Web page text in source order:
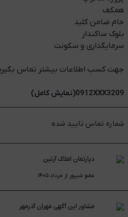
همکف
خام ضامن کلید
بلوک ساکندار
سرمایگذاری و سکونت
جهت کسب اطلاعات بیشتر تماس
0912XXX3209(نمایش کامل)
شماره تماس تایید شده
دپارتمان املاک آرتین
عضو شیپور از مرداد ۱۴۰۵
مشاور این آگهی مهران آذرمهر